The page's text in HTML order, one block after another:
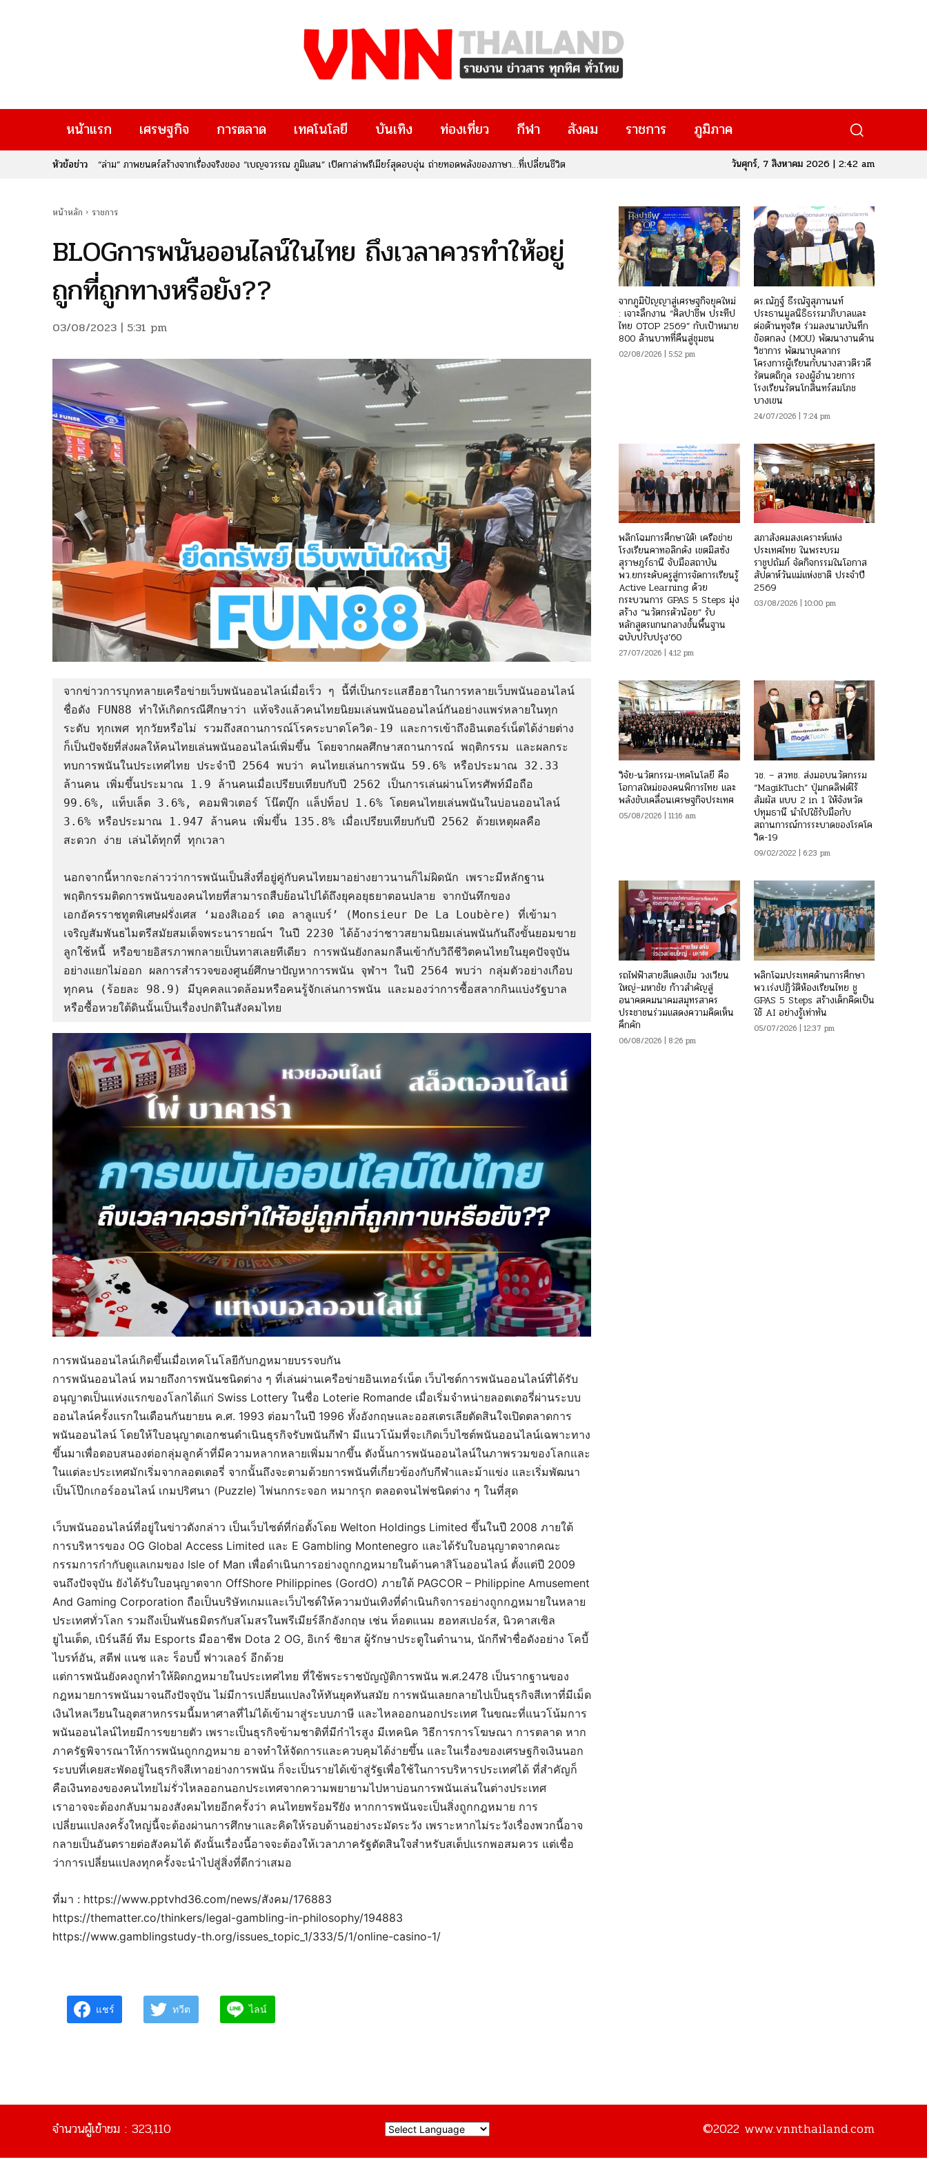
หน้าแรก เศรษฐกิจ การตลาด เทคโนโลยี บันเทิง ท่องเที่ยว กีฬา สังคม ราชการ ภูมิภาค
หัวข้อข่าว
เมื่อ “ความคิดสร้างสรรค์” เปลี่ยนเป็น “รายได้” : กรมทรัพย์สินทางปัญญา จับมือ สกสว. เปิดตัวงานใหญ่แห่งปี “IP x Venture
วันศุกร์, 7 สิงหาคม 2026 | 2:42 am
หน้าหลัก ราชการ
BLOGการพนันออนไลน์ในไทย ถึงเวลาควรทำให้อยู่
ถูกที่ถูกทางหรือยัง??
03/08/2023 | 5:31 pm
จากข่าวการบุกทลายเครือข่ายเว็บพนันออนไลน์เมื่อเร็ว ๆ นี้ที่เป็นกระแสฮือฮาในการทลายเว็บพนันออนไลน์
ชื่อดัง FUN88 ทำให้เกิดกรณีศึกษาว่า แท้จริงแล้วคนไทยนิยมเล่นพนันออนไลน์กันอย่างแพร่หลายในทุก
ระดับ ทุกเพศ ทุกวัยหรือไม่ รวมถึงสถานการณ์โรคระบาดโควิด-19 และการเข้าถึงอินเตอร์เน็ตได้ง่ายต่าง
ก็เป็นปัจจัยที่ส่งผลให้คนไทยเล่นพนันออนไลน์เพิ่มขึ้น โดยจากผลศึกษาสถานการณ์ พฤติกรรม และผลกระ
ทบการพนันในประเทศไทย ประจำปี 2564 พบว่า คนไทยเล่นการพนัน 59.6% หรือประมาณ 32.33
ล้านคน เพิ่มขึ้นประมาณ 1.9 ล้านคนเมื่อเปรียบเทียบกับปี 2562 เป็นการเล่นผ่านโทรศัพท์มือถือ
99.6%, แท็บเล็ต 3.6%, คอมพิวเตอร์ โน๊ตบุ๊ก แล็ปท็อป 1.6% โดยคนไทยเล่นพนันในบ่อนออนไลน์
3.6% หรือประมาณ 1.947 ล้านคน เพิ่มขึ้น 135.8% เมื่อเปรียบเทียบกับปี 2562 ด้วยเหตุผลคือ
สะดวก ง่าย เล่นได้ทุกที่ ทุกเวลา
นอกจากนี้หากจะกล่าวว่าการพนันเป็นสิ่งที่อยู่คู่กับคนไทยมาอย่างยาวนานก็ไม่ผิดนัก เพราะมีหลักฐาน
พฤติกรรมติดการพนันของคนไทยที่สามารถสืบย้อนไปได้ถึงยุคอยุธยาตอนปลาย จากบันทึกของ
เอกอัครราชทูตพิเศษฝรั่งเศส ‘มองสิเออร์ เดอ ลาลูแบร์’ (Monsieur De La Loubère) ที่เข้ามา
เจริญสัมพันธไมตรีสมัยสมเด็จพระนารายณ์ฯ ในปี 2230 ได้อ้างว่าชาวสยามนิยมเล่นพนันกันถึงขั้นยอมขาย
ลูกใช้หนี้ หรือขายอิสรภาพกลายเป็นทาสเลยทีเดียว การพนันยังกลมกลืนเข้ากับวิถีชีวิตคนไทยในยุคปัจจุบัน
อย่างแยกไม่ออก ผลการสำรวจของศูนย์ศึกษาปัญหาการพนัน จุฬาฯ ในปี 2564 พบว่า กลุ่มตัวอย่างเกือบ
ทุกคน (ร้อยละ 98.9) มีบุคคลแวดล้อมหรือคนรู้จักเล่นการพนัน และมองว่าการซื้อสลากกินแบ่งรัฐบาล
หรือซื้อหวยใต้ดินนั้นเป็นเรื่องปกติในสังคมไทย
การพนันออนไลน์เกิดขึ้นเมื่อเทคโนโลยีกับกฎหมายบรรจบกัน
การพนันออนไลน์ หมายถึงการพนันชนิดต่าง ๆ ที่เล่นผ่านเครือข่ายอินเทอร์เน็ต เว็บไซต์การพนันออนไลน์ที่ได้รับ
อนุญาตเป็นแห่งแรกของโลกได้แก่ Swiss Lottery ในชื่อ Loterie Romande เมื่อเริ่มจำหน่ายลอตเตอรี่ผ่านระบบ
ออนไลน์ครั้งแรกในเดือนกันยายน ค.ศ. 1993 ต่อมาในปี 1996 ทั้งอังกฤษและออสเตรเลียตัดสินใจเปิดตลาดการ
พนันออนไลน์ โดยให้ใบอนุญาตเอกชนดำเนินธุรกิจรับพนันกีฬา มีแนวโน้มที่จะเกิดเว็บไซต์พนันออนไลน์เฉพาะทาง
ขึ้นมาเพื่อตอบสนองต่อกลุ่มลูกค้าที่มีความหลากหลายเพิ่มมากขึ้น ดังนั้นการพนันออนไลน์ในภาพรวมของโลกและ
ในแต่ละประเทศมักเริ่มจากลอตเตอรี่ จากนั้นถึงจะตามด้วยการพนันที่เกี่ยวข้องกับกีฬาและม้าแข่ง และเริ่มพัฒนา
เป็นโป๊กเกอร์ออนไลน์ เกมปริศนา (Puzzle) ไพ่นกกระจอก หมากรุก ตลอดจนไพ่ชนิดต่าง ๆ ในที่สุด
เว็บพนันออนไลน์ที่อยู่ในข่าวดังกล่าว เป็นเว็บไซต์ที่ก่อตั้งโดย Welton Holdings Limited ขึ้นในปี 2008 ภายใต้
การบริหารของ OG Global Access Limited และ E Gambling Montenegro และได้รับใบอนุญาตจากคณะ
กรรมการกำกับดูแลเกมของ Isle of Man เพื่อดำเนินการอย่างถูกกฎหมายในด้านคาสิโนออนไลน์ ตั้งแต่ปี 2009
จนถึงปัจจุบัน ยังได้รับใบอนุญาตจาก OffShore Philippines (GordO) ภายใต้ PAGCOR – Philippine Amusement
And Gaming Corporation ถือเป็นบริษัทเกมและเว็บไซต์ให้ความบันเทิงที่ดำเนินกิจการอย่างถูกกฎหมายในหลาย
ประเทศทั่วโลก รวมถึงเป็นพันธมิตรกับสโมสรในพรีเมียร์ลีกอังกฤษ เช่น ท็อตแนม ฮอทสเปอร์ส, นิวคาสเซิล
ยูไนเต็ด, เบิร์นลีย์ ทีม Esports มืออาชีพ Dota 2 OG, อิเกร์ ซิยาส ผู้รักษาประตูในตำนาน, นักกีฬาชื่อดังอย่าง โคบี้
ไบรท์อัน, สตีฟ แนช และ ร็อบบี้ ฟาวเลอร์ อีกด้วย
แต่การพนันยังคงถูกทำให้ผิดกฎหมายในประเทศไทย ที่ใช้พระราชบัญญัติการพนัน พ.ศ.2478 เป็นรากฐานของ
กฎหมายการพนันมาจนถึงปัจจุบัน ไม่มีการเปลี่ยนแปลงให้ทันยุคทันสมัย การพนันเลยกลายไปเป็นธุรกิจสีเทาที่มีเม็ด
เงินไหลเวียนในอุตสาหกรรมนี้มหาศาลที่ไม่ได้เข้ามาสู่ระบบภาษี และไหลออกนอกประเทศ ในขณะที่แนวโน้มการ
พนันออนไลน์ไทยมีการขยายตัว เพราะเป็นธุรกิจข้ามชาติที่มีกำไรสูง มีเทคนิค วิธีการการโฆษณา การตลาด หาก
ภาครัฐพิจารณาให้การพนันถูกกฎหมาย อาจทำให้จัดการและควบคุมได้ง่ายขึ้น และในเรื่องของเศรษฐกิจเงินนอก
ระบบที่เคยสะพัดอยู่ในธุรกิจสีเทาอย่างการพนัน ก็จะเป็นรายได้เข้าสู่รัฐเพื่อใช้ในการบริหารประเทศได้ ที่สำคัญก็
คือเงินทองของคนไทยไม่รั่วไหลออกนอกประเทศจากความพยายามไปหาบ่อนการพนันเล่นในต่างประเทศ
เราอาจจะต้องกลับมามองสังคมไทยอีกครั้งว่า คนไทยพร้อมรึยัง หากการพนันจะเป็นสิ่งถูกกฎหมาย การ
เปลี่ยนแปลงครั้งใหญ่นี้จะต้องผ่านการศึกษาและคิดให้รอบด้านอย่างระมัดระวัง เพราะหากไม่ระวังเรื่องพวกนี้อาจ
กลายเป็นอันตรายต่อสังคมได้ ดังนั้นเรื่องนี้อาจจะต้องให้เวลาภาครัฐตัดสินใจสำหรับสเต็ปแรกพอสมควร แต่เชื่อ
ว่าการเปลี่ยนแปลงทุกครั้งจะนำไปสู่สิ่งที่ดีกว่าเสมอ
ที่มา : https://www.pptvhd36.com/news/สังคม/176883
https://thematter.co/thinkers/legal-gambling-in-philosophy/194883
https://www.gamblingstudy-th.org/issues_topic_1/333/5/1/online-casino-1/
แชร์ ทวีต ไลน์
จากภูมิปัญญาสู่เศรษฐกิจยุคใหม่
: เจาะลึกงาน “ศิลปาชีพ ประทีป
ไทย OTOP 2569” กับเป้าหมาย
800 ล้านบาทที่คืนสู่ชุมชน
02/08/2026 | 5:52 pm
ดร.ณัฏฐ์ ธีรณัฐสุภานนท์
ประธานมูลนิธิธรรมาภิบาลและ
ต่อต้านทุจริต ร่วมลงนามบันทึก
ข้อตกลง (MOU) พัฒนางานด้าน
วิชาการ พัฒนาบุคลากร
โครงการผู้เรียนกับนางสาวติรวดี
รัตนตถิกุล รองผู้อำนวยการ
โรงเรียนรัตนโกสินทร์สมโภช
บางเขน
24/07/2026 | 7:24 pm
พลิกโฉมการศึกษาใต้! เครือข่าย
โรงเรียนคาทอลิกดัง เขตมิสซัง
สุราษฎร์ธานี จับมือสถาบัน
พว.ยกระดับครูสู่การจัดการเรียนรู้
Active Learning ด้วย
กระบวนการ GPAS 5 Steps มุ่ง
สร้าง “นวัตกรตัวน้อย” รับ
หลักสูตรแกนกลางขั้นพื้นฐาน
ฉบับปรับปรุง’60
27/07/2026 | 4:12 pm
สภาสังคมสงเคราะห์แห่ง
ประเทศไทย ในพระบรม
ราชูปถัมภ์ จัดกิจกรรมในโอกาส
สัปดาห์วันแม่แห่งชาติ ประจำปี
2569
03/08/2026 | 10:00 pm
วิจัย-นวัตกรรม-เทคโนโลยี คือ
โอกาสใหม่ของคนพิการไทย และ
พลังขับเคลื่อนเศรษฐกิจประเทศ
05/08/2026 | 11:16 am
วช. – สวทช. ส่งมอบนวัตกรรม
“MagikTuch” ปุ่มกดลิฟต์ไร้
สัมผัส แบบ 2 in 1 ให้จังหวัด
ปทุมธานี นำไปใช้รับมือกับ
สถานการณ์การระบาดของโรคโค
วิด-19
09/02/2022 | 6:23 pm
รถไฟฟ้าสายสีแดงเข้ม วงเวียน
ใหญ่–มหาชัย ก้าวสำคัญสู่
อนาคตคมนาคมสมุทรสาคร
ประชาชนร่วมแสดงความคิดเห็น
คึกคัก
06/08/2026 | 8:26 pm
พลิกโฉมประเทศด้านการศึกษา
พว.เร่งปฏิวัติห้องเรียนไทย ชู
GPAS 5 Steps สร้างเด็กคิดเป็น
ใช้ AI อย่างรู้เท่าทัน
05/07/2026 | 12:37 pm
จำนวนผู้เข้าชม : 323,110 ©2022 www.vnnthailand.com